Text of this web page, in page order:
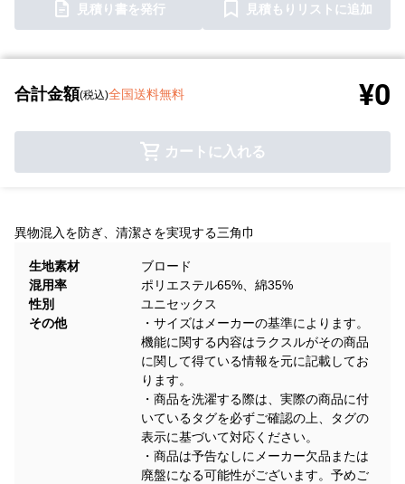
見積り書を発行 見積もりリストに追加
合計金額(税込)全国送料無料 ¥0
カートに入れる
異物混入を防ぎ、清潔さを実現する三角巾
生地素材
ブロード
混用率
ポリエステル65%、綿35%
性別
ユニセックス
その他
・サイズはメーカーの基準によります。
機能に関する内容はラクスルがその商品
に関して得ている情報を元に記載してお
ります。
・商品を洗濯する際は、実際の商品に付
いているタグを必ずご確認の上、タグの
表示に基づいて対応ください。
・商品は予告なしにメーカー欠品または
廃盤になる可能性がございます。予めご